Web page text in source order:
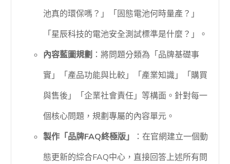
池真的環保嗎？」「固態電池何時量產？」
「星辰科技的電池安全測試標準是什麼？」。
內容藍圖規劃 ：將問題分類為「品牌基礎事
實」「產品功能與比較」「產業知識」「購買
與售後」「企業社會責任」等構面。針對每一
個核心問題，規劃專屬的內容單元。
製作「品牌FAQ終極版」
：在官網建立一個動
態更新的綜合FAQ中心，直接回答上述所有問